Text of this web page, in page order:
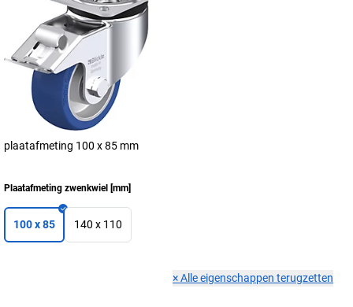
plaatafmeting 100 x 85 mm
Plaatafmeting zwenkwiel [mm]
100 x 85 140 x 110
×Alle eigenschappen terugzetten